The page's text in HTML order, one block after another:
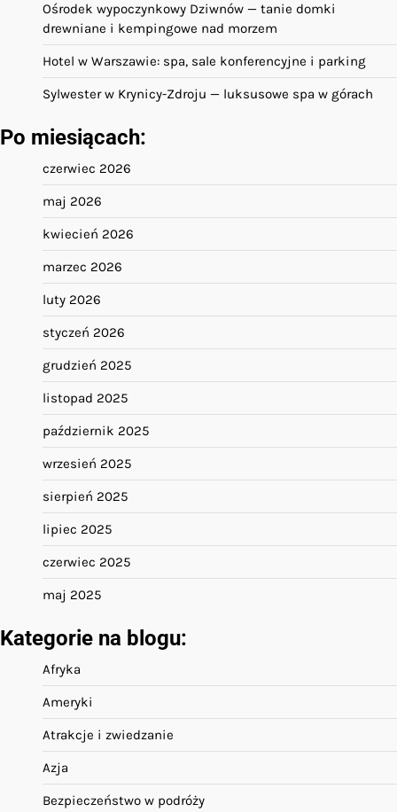
Ośrodek wypoczynkowy Dziwnów — tanie domki
drewniane i kempingowe nad morzem
Hotel w Warszawie: spa, sale konferencyjne i parking
Sylwester w Krynicy-Zdroju — luksusowe spa w górach
Po miesiącach:
czerwiec 2026
maj 2026
kwiecień 2026
marzec 2026
luty 2026
styczeń 2026
grudzień 2025
listopad 2025
październik 2025
wrzesień 2025
sierpień 2025
lipiec 2025
czerwiec 2025
maj 2025
Kategorie na blogu:
Afryka
Ameryki
Atrakcje i zwiedzanie
Azja
Bezpieczeństwo w podróży